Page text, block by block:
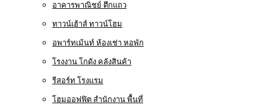
อาคารพาณิชย์ ตึกแถว
ทาวน์เฮ้าส์ ทาวน์โฮม
อพาร์ทเม้นท์ ห้องเช่า หอพัก
โรงงาน โกดัง คลังสินค้า
รีสอร์ท โรงแรม
โฮมออฟฟิต สำนักงาน พื้นที่